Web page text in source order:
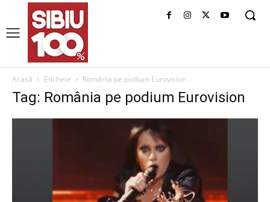
Acasă Etichete România pe podium Eurovision
Tag: România pe podium Eurovision